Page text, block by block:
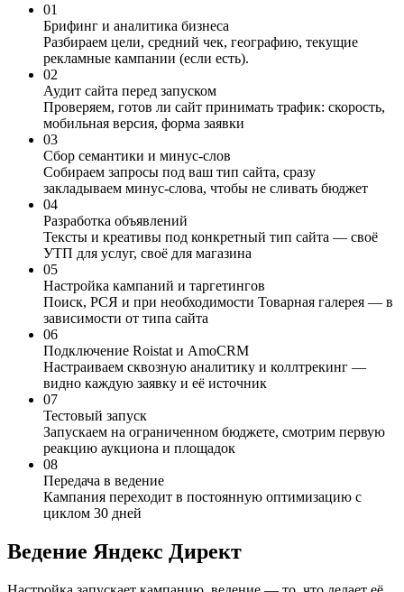
01
Брифинг и аналитика бизнеса
Разбираем цели, средний чек, географию, текущие
рекламные кампании (если есть).
02
Аудит сайта перед запуском
Проверяем, готов ли сайт принимать трафик: скорость,
мобильная версия, форма заявки
03
Сбор семантики и минус-слов
Собираем запросы под ваш тип сайта, сразу
закладываем минус-слова, чтобы не сливать бюджет
04
Разработка объявлений
Тексты и креативы под конкретный тип сайта — своё
УТП для услуг, своё для магазина
05
Настройка кампаний и таргетингов
Поиск, РСЯ и при необходимости Товарная галерея — в
зависимости от типа сайта
06
Подключение Roistat и AmoCRM
Настраиваем сквозную аналитику и коллтрекинг —
видно каждую заявку и её источник
07
Тестовый запуск
Запускаем на ограниченном бюджете, смотрим первую
реакцию аукциона и площадок
08
Передача в ведение
Кампания переходит в постоянную оптимизацию с
циклом 30 дней
Ведение Яндекс Директ